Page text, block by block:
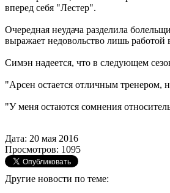
вперед себя "Лестер".
Очередная неудача разделила
выражает недовольство лишь работой
Симэн надеется, что в следующем
"Арсен остается отличным тренером,
"У меня остаются сомнения
Дата: 20 мая 2016
Просмотров: 1095
Другие новости по теме: